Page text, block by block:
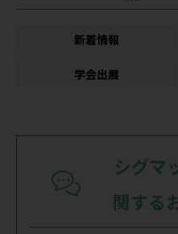
新着情報
学会出展
シグマ
関する